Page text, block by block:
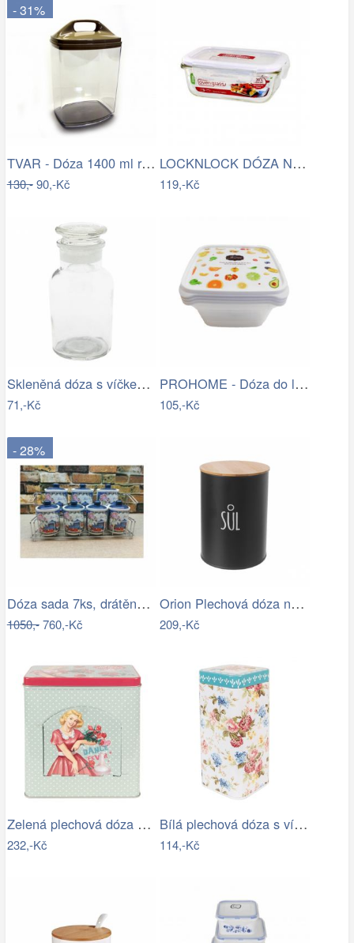
- 31%
TVAR - Dóza 1400 ml různé barvy
130,-90,-Kč
LOCKNLOCK DÓZA NA POTRAVINY,…
119,-Kč
Skleněná dóza s víčkem - Ø 6*11 cm…
71,-Kč
PROHOME - Dóza do ledničky 0,5L 4 ks…
105,-Kč
- 28%
Dóza sada 7ks, drátěná polička FRESH TEA
1050,-760,-Kč
Orion Plechová dóza na sůl BLACK
209,-Kč
Zelená plechová dóza s víkem a otvorem…
232,-Kč
Bílá plechová dóza s víkem a květy - 7…
114,-Kč